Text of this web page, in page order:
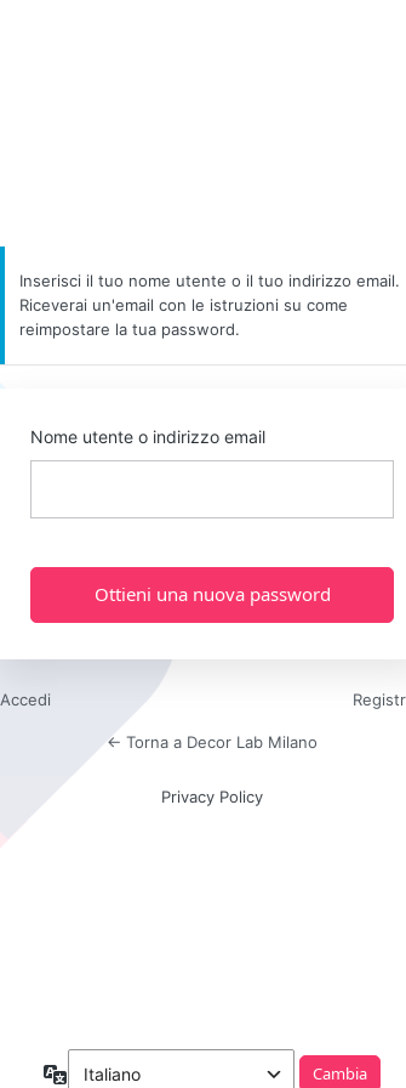
Inserisci il tuo nome utente o il tuo indirizzo email.
Riceverai un'email con le istruzioni su come
reimpostare la tua password.
Nome utente o indirizzo email
Accedi
← Torna a Decor Lab Milano
Privacy Policy
Lingua